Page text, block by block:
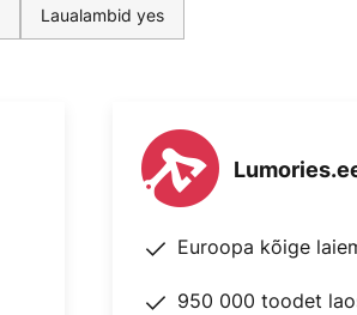
Laualambid yes
Euroopa kõige
950 000 toodet